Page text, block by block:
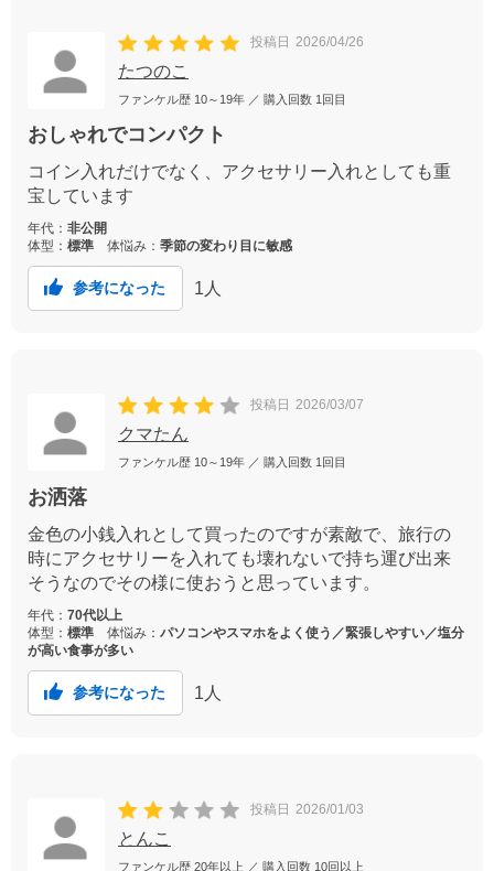
投稿日 2026/04/26
たつのこ
ファンケル歴 10～19年 ／ 購入回数 1回目
おしゃれでコンパクト
コイン入れだけでなく、アクセサリー入れとしても重
宝しています
年代： 非公開
体型： 標準 体悩み： 季節の変わり目に敏感
参考になった 1 人
投稿日 2026/03/07
クマたん
ファンケル歴 10～19年 ／ 購入回数 1回目
お洒落
金色の小銭入れとして買ったのですが素敵で、旅行の
時にアクセサリーを入れても壊れないで持ち運び出来
そうなのでその様に使おうと思っています。
年代： 70代以上
体型： 標準 体悩み： パソコンやスマホをよく使う／緊張しやすい／塩分
が高い食事が多い
参考になった 1 人
投稿日 2026/01/03
とんこ
ファンケル歴 20年以上 ／ 購入回数 10回以上